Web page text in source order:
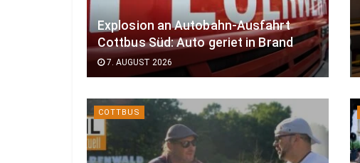
Explosion an Autobahn-Ausfahrt
Cottbus Süd: Auto geriet in Brand
7. AUGUST 2026
COTTBUS